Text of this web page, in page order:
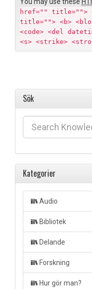
href="" title="">
title=""> <b>
<code> <del
<s> <strike>
Sök
Kategorier
Audio
Bibliotek
Delande
Forskning
Hur gör man?